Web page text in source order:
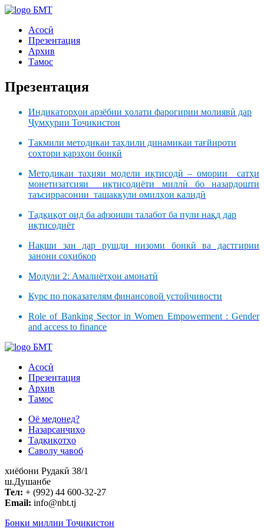
БМТ
Асосӣ
Презентация
Архив
Тамос
Презентация
Индикаторҳои арзёбии ҳолати фарогирии молиявӣ дар
Ҷумҳурии Тоҷикистон
Такмили методикаи таҳлили динамикаи тағйироти
сохтори қарзҳои бонкӣ
Методикаи таҳияи модели иқтисодӣ – омории сатҳи
монетизатсияи иқтисодиёти миллӣ бо назардошти
таъсиррасонии ташаккули омилҳои калидӣ
Тадқиқот оид ба афзоиши талабот ба пули нақд дар
иқтисодиёт
Нақши зан дар рушди низоми бонкӣ ва дастгирии
занони соҳибкор
Модули 2: Амалиётҳои амонатӣ
Курс по показателям финансовой устойчивости
Role of Banking Sector in Women Empowerment : Gender
and access to finance
БМТ
Асосӣ
Презентация
Архив
Тамос
Оё медонед?
Назарсанҷиҳо
Тадқиқотҳо
Саволу ҷавоб
хиёбони Рудакӣ 38/1
ш.Душанбе
Тел: + (992) 44 600-32-27
Email: info@nbt.tj
Бонки миллии Тоҷикистон